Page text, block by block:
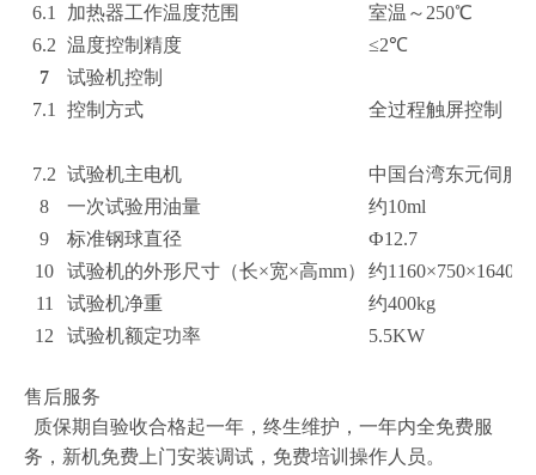
6.1
加热器工作温度范围
室温～250℃
6.2 温度控制精度
≤2℃
7
试验机控制
7.1
控制方式 全过程触屏控制（
7.2 试验机主电机
中国台湾东元伺服
8
一次试验用油量
约10ml
9
标准钢球直径
Ф12.7
10
试验机的外形尺寸（长×宽×高mm）
约1160×750×1640
11
试验机净重
约400kg
12
试验机额定功率 5.5KW
售后服务
质保期自验收合格起一年，终生维护，一年内全免费服
务，新机免费上门安装调试，免费培训操作人员。